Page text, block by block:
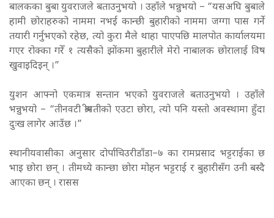
बालकका बुबा युवराजले बताउनुभयो । उहाँले भन्नुभयो – “यसअघि बुबाले
हामी छोराहरुको नाममा नभई कान्छी बुहारीको नाममा जग्गा पास गर्ने
तयारी गर्नुभएको रहेछ, त्यो कुरा मैले थाहा पाएपछि मालपोत कार्यालयमा
गएर रोक्का गरेँ १ त्यसैको झोंकमा बुहारीले मेरो नाबालक छोरालाई विष
खुवाइदिइन् ।”
युशन आफ्नो एकमात्र सन्तान भएको युवराजले बताउनुभयो । उहाँले
भन्नुभयो – “तीनवटी श्रीमतीको एउटा छोरा, त्यो पनि यस्तो अवस्थामा हुँदा
दुःख लागेर आउँछ ।”
स्थानीयवासीका अनुसार दोर्पाचिउरीडाँडा–७ का रामप्रसाद भट्टराईका छ
भाइ छोरा छन् । तीमध्ये कान्छा छोरा मोहन भट्टराई र बुहारीसँग उनी बस्दै
आएका छन् । रासस